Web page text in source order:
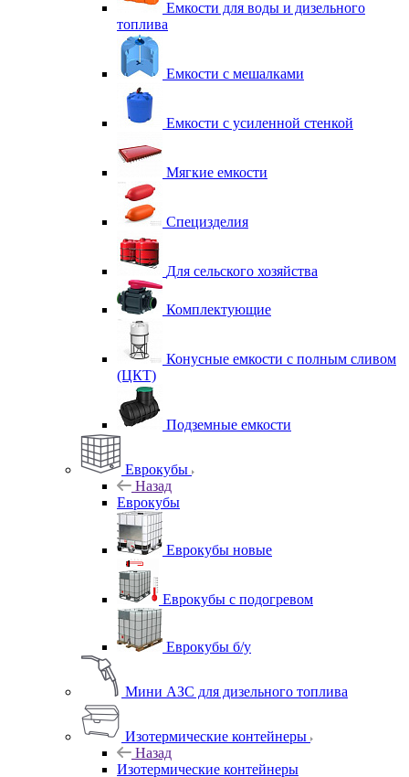
Емкости для воды и дизельного
топлива
Емкости с мешалками
Емкости с усиленной стенкой
Мягкие емкости
Специзделия
Для сельского хозяйства
Комплектующие
Конусные емкости с полным сливом
(ЦКТ)
Подземные емкости
Еврокубы
Назад
Еврокубы
Еврокубы новые
Еврокубы с подогревом
Еврокубы б/у
Мини АЗС для дизельного топлива
Изотермические контейнеры
Назад
Изотермические контейнеры